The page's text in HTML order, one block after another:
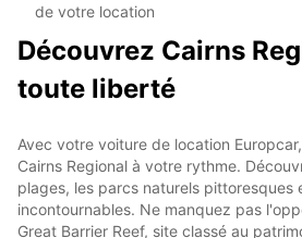
de votre location
Découvrez Cairns
toute liberté
Avec votre voiture de location
Cairns Regional à votre rythme.
plages, les parcs naturels pittoresques
incontournables. Ne manquez pas
Great Barrier Reef, site classé au